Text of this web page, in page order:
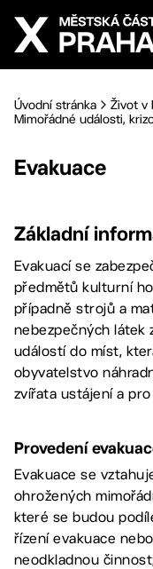
Přejít na hlavní
Úvodní stránka Život v
Mimořádné události,
Evakuace
Základní
Evakuací se
předmětů kulturní
případně strojů a
nebezpečných látek
událostí do míst,
obyvatelstvo
zvířata ustájení a
Provedení
Evakuace se
ohrožených
které se budou
řízení evakuace
neodkladnou